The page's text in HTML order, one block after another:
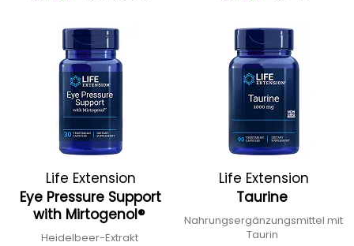
Life Extension
Eye Pressure Support
with Mirtogenol®
Heidelbeer-Extrakt
Life Extension
Taurine
Nahrungsergänzungsmittel mit
Taurin